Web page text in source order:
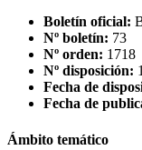
Boletín oficial:
Nº boletín: 73
Nº orden: 1718
Nº disposición:
Fecha de
Fecha de
Ámbito temático